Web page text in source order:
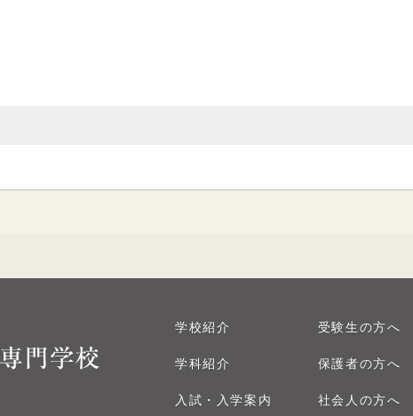
学校紹介
学科紹介
入試・入学案内
受験生の方へ
保護者の方へ
社会人の方へ